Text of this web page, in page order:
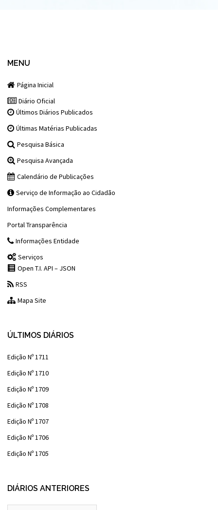
MENU
Página Inicial
Diário Oficial
Últimos Diários Publicados
Últimas Matérias Publicadas
Pesquisa Básica
Pesquisa Avançada
Calendário de Publicações
Serviço de Informação ao Cidadão
Informações Complementares
Portal Transparência
Informações Entidade
Serviços
Open T.I. API – JSON
RSS
Mapa Site
ÚLTIMOS DIÁRIOS
Edição Nº 1711
Edição Nº 1710
Edição Nº 1709
Edição Nº 1708
Edição Nº 1707
Edição Nº 1706
Edição Nº 1705
DIÁRIOS ANTERIORES